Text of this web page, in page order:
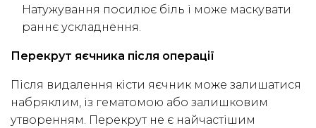
Натужування посилює біль і може маскувати
раннє ускладнення.
Перекрут яєчника після операції
Після видалення кісти яєчник може залишатися
набряклим, із гематомою або залишковим
утворенням. Перекрут не є найчастішим